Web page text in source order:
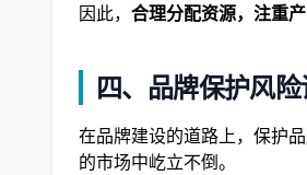
因此， 合理分配资源，注重
四、品牌保护风
在品牌建设的道路上，保护
的市场中屹立不倒。